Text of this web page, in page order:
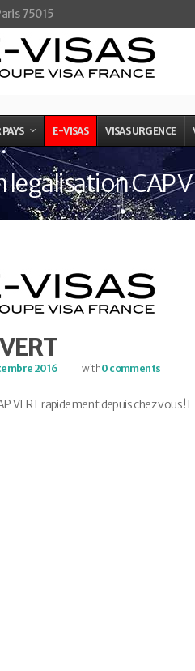
75015
PAYS E-VISAS VISAS URGENCE
CAP
2016 with0 comments
VERT rapidement depuis chez vous !